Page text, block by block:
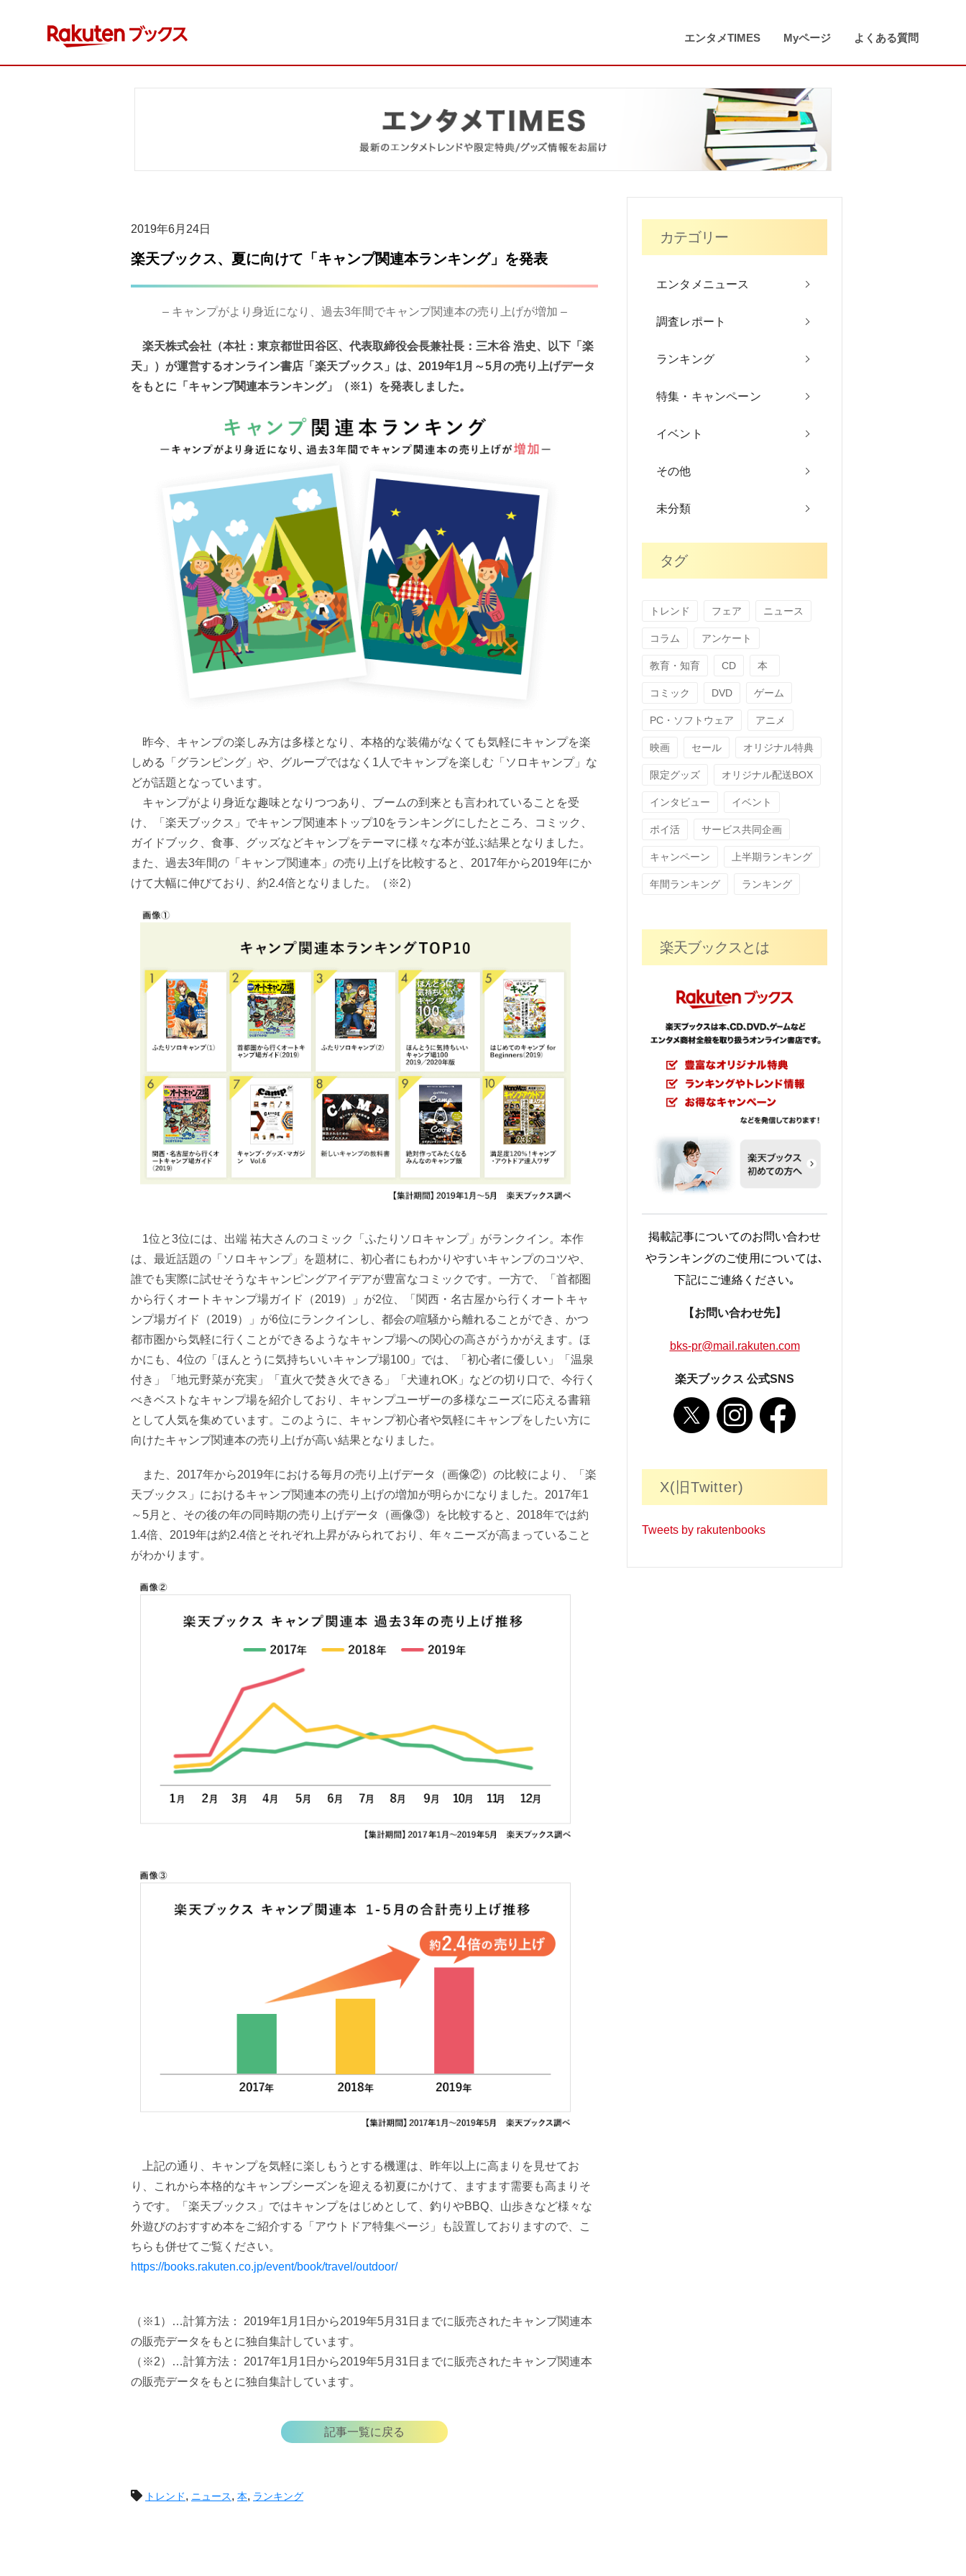
エンタメTIMES Myページ よくある質問
2019年6月24日
楽天ブックス、夏に向けて「キャンプ関連本ランキング」を発表
– キャンプがより身近になり、過去3年間でキャンプ関連本の売り上げが増加 –
楽天株式会社（本社：東京都世田谷区、代表取締役会長兼社長：三木谷 浩史、以下「楽
天」）が運営するオンライン書店「楽天ブックス」は、2019年1月～5月の売り上げデータ
をもとに「キャンプ関連本ランキング」（※1）を発表しました。
昨今、キャンプの楽しみ方は多様となり、本格的な装備がなくても気軽にキャンプを楽
しめる「グランピング」や、グループではなく1人でキャンプを楽しむ「ソロキャンプ」な
どが話題となっています。
キャンプがより身近な趣味となりつつあり、ブームの到来とも言われていることを受
け、「楽天ブックス」でキャンプ関連本トップ10をランキングにしたところ、コミック、
ガイドブック、食事、グッズなどキャンプをテーマに様々な本が並ぶ結果となりました。
また、過去3年間の「キャンプ関連本」の売り上げを比較すると、2017年から2019年にか
けて大幅に伸びており、約2.4倍となりました。（※2）
1位と3位には、出端 祐大さんのコミック「ふたりソロキャンプ」がランクイン。本作
は、最近話題の「ソロキャンプ」を題材に、初心者にもわかりやすいキャンプのコツや、
誰でも実際に試せそうなキャンピングアイデアが豊富なコミックです。一方で、「首都圏
から行くオートキャンプ場ガイド（2019）」が2位、「関西・名古屋から行くオートキャ
ンプ場ガイド（2019）」が6位にランクインし、都会の喧騒から離れることができ、かつ
都市圏から気軽に行くことができるようなキャンプ場への関心の高さがうかがえます。ほ
かにも、4位の「ほんとうに気持ちいいキャンプ場100」では、「初心者に優しい」「温泉
付き」「地元野菜が充実」「直火で焚き火できる」「犬連れOK」などの切り口で、今行く
べきベストなキャンプ場を紹介しており、キャンプユーザーの多様なニーズに応える書籍
として人気を集めています。このように、キャンプ初心者や気軽にキャンプをしたい方に
向けたキャンプ関連本の売り上げが高い結果となりました。
また、2017年から2019年における毎月の売り上げデータ（画像②）の比較により、「楽
天ブックス」におけるキャンプ関連本の売り上げの増加が明らかになりました。2017年1
～5月と、その後の年の同時期の売り上げデータ（画像③）を比較すると、2018年では約
1.4倍、2019年は約2.4倍とそれぞれ上昇がみられており、年々ニーズが高まっていること
がわかります。
上記の通り、キャンプを気軽に楽しもうとする機運は、昨年以上に高まりを見せてお
り、これから本格的なキャンプシーズンを迎える初夏にかけて、ますます需要も高まりそ
うです。「楽天ブックス」ではキャンプをはじめとして、釣りやBBQ、山歩きなど様々な
外遊びのおすすめ本をご紹介する「アウトドア特集ページ」も設置しておりますので、こ
ちらも併せてご覧ください。
https://books.rakuten.co.jp/event/book/travel/outdoor/
（※1）…計算方法： 2019年1月1日から2019年5月31日までに販売されたキャンプ関連本
の販売データをもとに独自集計しています。
（※2）…計算方法： 2017年1月1日から2019年5月31日までに販売されたキャンプ関連本
の販売データをもとに独自集計しています。
記事一覧に戻る
投トレンド, ニュース, 本, ランキング
カテゴリー
エンタメニュース
調査レポート
ランキング
特集・キャンペーン
イベント
その他
未分類
タグ
トレンド フェア ニュース
コラム アンケート
教育・知育 CD 本
コミック DVD ゲーム
PC・ソフトウェア アニメ
映画 セール オリジナル特典
限定グッズ オリジナル配送BOX
インタビュー イベント
ポイ活 サービス共同企画
キャンペーン 上半期ランキング
年間ランキング ランキング
楽天ブックスとは
掲載記事についてのお問い合わせ
やランキングのご使用については､
下記にご連絡ください｡
【お問い合わせ先】
bks-pr@mail.rakuten.com
楽天ブックス 公式SNS
X(旧Twitter)
Tweets by rakutenbooks